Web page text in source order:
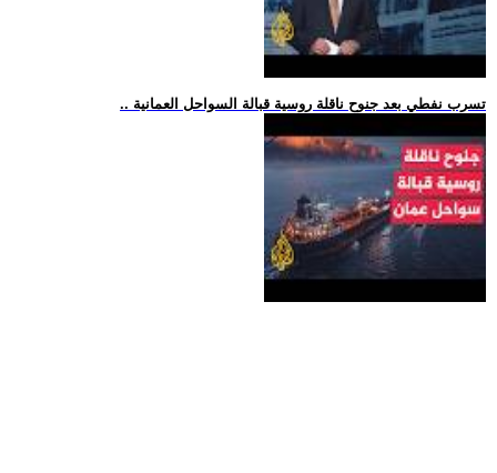
.. تسرب نفطي بعد جنوح ناقلة روسية قبالة السواحل العمانية